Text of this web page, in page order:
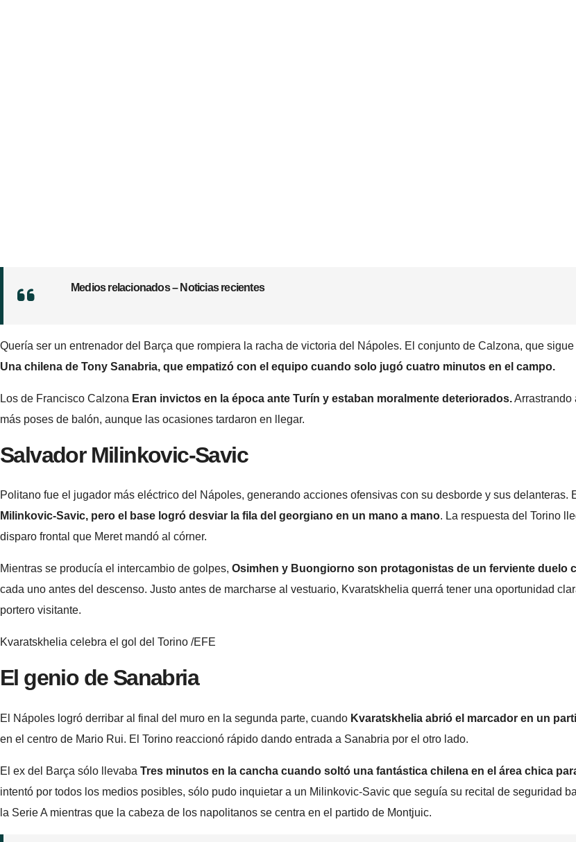
Medios relacionados – Noticias recientes
Quería ser un entrenador del Barça que rompiera la racha de victoria del Nápoles. El conjunto de Calzona, que
Una chilena de Tony Sanabria, que empatizó con el equipo cuando solo jugó cuatro minutos en el campo.
Los de Francisco Calzona Eran invictos en la época ante Turín y estaban moralmente deteriorados.Arrastrando
más poses de balón, aunque las ocasiones tardaron en llegar.
Salvador Milinkovic-Savic
Politano fue el jugador más eléctrico del Nápoles, generando acciones ofensivas con su desborde y sus delanteras.
Milinkovic-Savic, pero el base logró desviar la fila del georgiano en un mano a mano. La respuesta del Torino
disparo frontal que Meret mandó al córner.
Mientras se producía el intercambio de golpes, Osimhen y Buongiorno son protagonistas de un ferviente duelo
cada uno antes del descenso. Justo antes de marcharse al vestuario, Kvaratskhelia querrá tener una oportunidad
portero visitante.
Kvaratskhelia celebra el gol del Torino /EFE
El genio de Sanabria
El Nápoles logró derribar al final del muro en la segunda parte, cuando Kvaratskhelia abrió el marcador en un
en el centro de Mario Rui. El Torino reaccionó rápido dando entrada a Sanabria por el otro lado.
El ex del Barça sólo llevaba Tres minutos en la cancha cuando soltó una fantástica chilena en el área chica
intentó por todos los medios posibles, sólo pudo inquietar a un Milinkovic-Savic que seguía su recital de seguridad
la Serie A mientras que la cabeza de los napolitanos se centra en el partido de Montjuic.